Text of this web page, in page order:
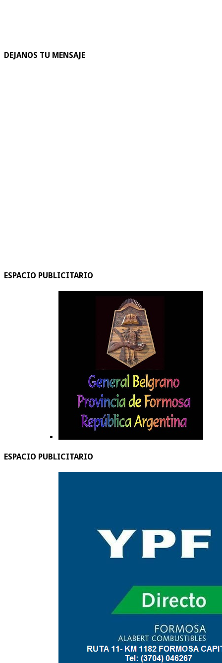
DEJANOS TU MENSAJE
ESPACIO PUBLICITARIO
ESPACIO PUBLICITARIO